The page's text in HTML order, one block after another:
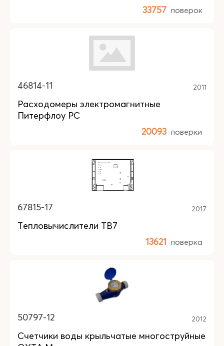
33757 поверок
46814-11 2011
Расходомеры электромагнитные
Питерфлоу РС
20093 поверки
67815-17 2017
Тепловычислители ТВ7
13621 поверка
50797-12 2012
Счетчики воды крыльчатые многоструйные